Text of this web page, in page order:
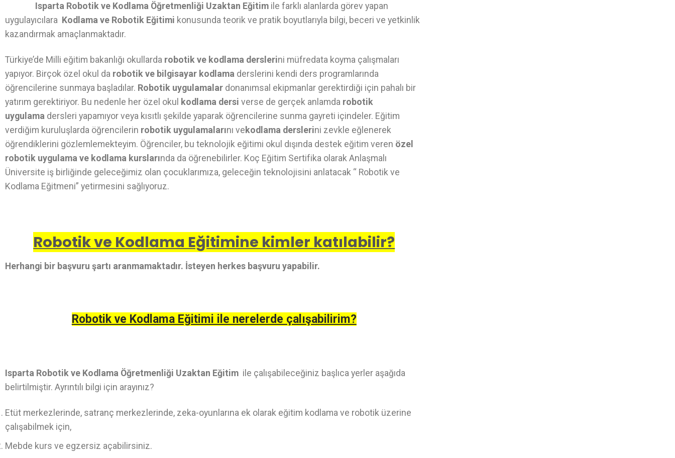
Isparta Robotik ve Kodlama Öğretmenliği Uzaktan Eğitim ile farklı alanlarda görev yapan
uygulayıcılara Kodlama ve Robotik Eğitimi konusunda teorik ve pratik boyutlarıyla bilgi, beceri ve yetkinlik
kazandırmak amaçlanmaktadır.
Türkiye’de Milli eğitim bakanlığı okullarda robotik ve kodlama derslerini müfredata koyma çalışmaları
yapıyor. Birçok özel okul da robotik ve bilgisayar kodlama derslerini kendi ders programlarında
öğrencilerine sunmaya başladılar. Robotik uygulamalar donanımsal ekipmanlar gerektirdiği için pahalı bir
yatırım gerektiriyor. Bu nedenle her özel okul kodlama dersi verse de gerçek anlamda robotik
uygulama dersleri yapamıyor veya kısıtlı şekilde yaparak öğrencilerine sunma gayreti içindeler. Eğitim
verdiğim kuruluşlarda öğrencilerin robotik uygulamalarını ve kodlama derslerini zevkle eğlenerek
öğrendiklerini gözlemlemekteyim. Öğrenciler, bu teknolojik eğitimi okul dışında destek eğitim veren özel
robotik uygulama ve kodlama kurslarında da öğrenebilirler. Koç Eğitim Sertifika olarak Anlaşmalı
Üniversite iş birliğinde geleceğimiz olan çocuklarımıza, geleceğin teknolojisini anlatacak “ Robotik ve
Kodlama Eğitmeni” yetirmesini sağlıyoruz.
Robotik ve Kodlama Eğitimine kimler katılabilir?
Herhangi bir başvuru şartı aranmamaktadır. İsteyen herkes başvuru yapabilir.
Robotik ve Kodlama Eğitimi ile nerelerde çalışabilirim?
Isparta Robotik ve Kodlama Öğretmenliği Uzaktan Eğitim ile çalışabileceğiniz başlıca yerler aşağıda
belirtilmiştir. Ayrıntılı bilgi için arayınız?
Etüt merkezlerinde, satranç merkezlerinde, zeka-oyunlarına ek olarak eğitim kodlama ve robotik üzerine
çalışabilmek için,
Mebde kurs ve egzersiz açabilirsiniz.